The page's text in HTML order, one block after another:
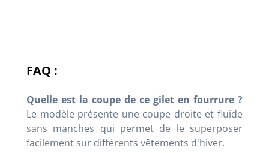
FAQ :
Quelle est la coupe de ce gilet en fourrure ?
Le modèle présente une coupe droite et fluide
sans manches qui permet de le superposer
facilement sur différents vêtements d'hiver.